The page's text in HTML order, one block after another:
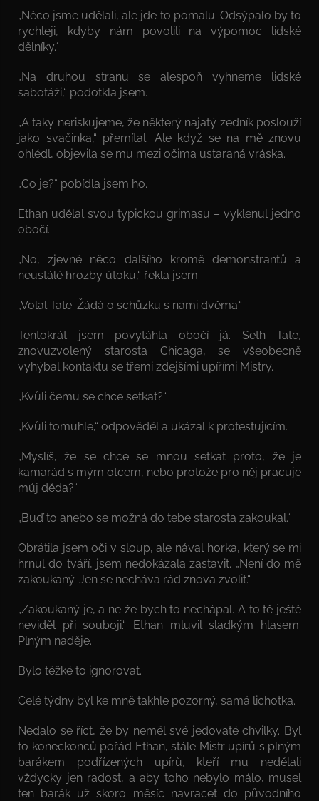
„Něco jsme udělali, ale jde to pomalu. Odsýpalo by to
rychleji, kdyby nám povolili na výpomoc lidské
dělníky.“
„Na druhou stranu se alespoň vyhneme lidské
sabotáži,“ podotkla jsem.
„A taky neriskujeme, že některý najatý zedník poslouží
jako svačinka,“ přemítal. Ale když se na mě znovu
ohlédl, objevila se mu mezi očima ustaraná vráska.
„Co je?“ pobídla jsem ho.
Ethan udělal svou typickou grimasu – vyklenul jedno
obočí.
„No, zjevně něco dalšího kromě demonstrantů a
neustálé hrozby útoku,“ řekla jsem.
„Volal Tate. Žádá o schůzku s námi dvěma.“
Tentokrát jsem povytáhla obočí já. Seth Tate,
znovuzvolený starosta Chicaga, se všeobecně
vyhýbal kontaktu se třemi zdejšími upířími Mistry.
„Kvůli čemu se chce setkat?“
„Kvůli tomuhle,“ odpověděl a ukázal k protestujícím.
„Myslíš, že se chce se mnou setkat proto, že je
kamarád s mým otcem, nebo protože pro něj pracuje
můj děda?“
„Buď to anebo se možná do tebe starosta zakoukal.“
Obrátila jsem oči v sloup, ale nával horka, který se mi
hrnul do tváří, jsem nedokázala zastavit. „Není do mě
zakoukaný. Jen se nechává rád znova zvolit.“
„Zakoukaný je, a ne že bych to nechápal. A to tě ještě
neviděl při souboji.“ Ethan mluvil sladkým hlasem.
Plným naděje.
Bylo těžké to ignorovat.
Celé týdny byl ke mně takhle pozorný, samá lichotka.
Nedalo se říct, že by neměl své jedovaté chvilky. Byl
to koneckonců pořád Ethan, stále Mistr upírů s plným
barákem podřízených upírů, kteří mu nedělali
vždycky jen radost, a aby toho nebylo málo, musel
ten barák už skoro měsíc navracet do původního